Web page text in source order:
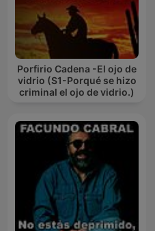
Porfirio Cadena -El ojo de
vidrio (S1-Porqué se hizo
criminal el ojo de vidrio.)